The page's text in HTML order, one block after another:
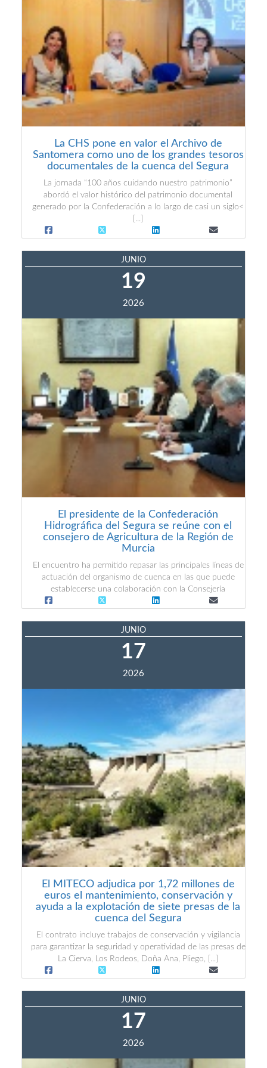
La CHS pone en valor el Archivo de
Santomera como uno de los grandes tesoros
documentales de la cuenca del Segura
La jornada “100 años cuidando nuestro patrimonio”
abordó el valor histórico del patrimonio documental
generado por la Confederación a lo largo de casi un siglo<
[...]
JUNIO
19
2026
El presidente de la Confederación
Hidrográfica del Segura se reúne con el
consejero de Agricultura de la Región de
Murcia
El encuentro ha permitido repasar las principales líneas de
actuación del organismo de cuenca en las que puede
establecerse una colaboración con la Consejería
JUNIO
17
2026
El MITECO adjudica por 1,72 millones de
euros el mantenimiento, conservación y
ayuda a la explotación de siete presas de la
cuenca del Segura
El contrato incluye trabajos de conservación y vigilancia
para garantizar la seguridad y operatividad de las presas de
La Cierva, Los Rodeos, Doña Ana, Pliego, [...]
JUNIO
17
2026